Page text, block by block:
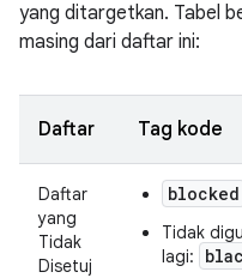
yang ditargetkan. Tabel
masing dari daftar ini:
Daftar Tag kode
Daftar
yang
Tidak
Disetuj
blocked
Tidak
lagi: